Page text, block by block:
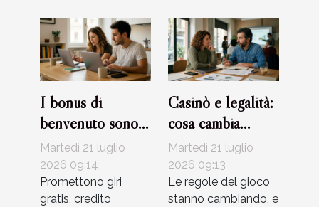
I bonus di
benvenuto sono
davvero
convenienti?
Martedì 21 luglio
2026 09:14
Promettono giri
gratis, credito
Casinò e legalità:
cosa cambia
davvero con le
nuove
regolamentazioni?
Martedì 21 luglio
2026 09:13
Le regole del gioco
stanno cambiando, e